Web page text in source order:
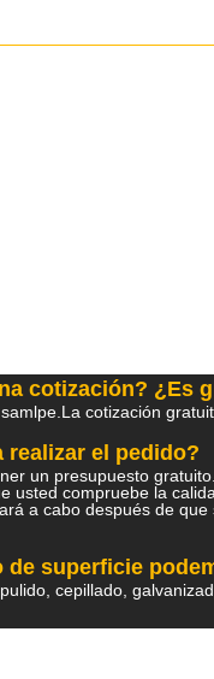
cotización? ¿Es
cotización
realizar el pedido?
un presupuesto
usted compruebe la
a cabo después de
de superficie
cepillado,